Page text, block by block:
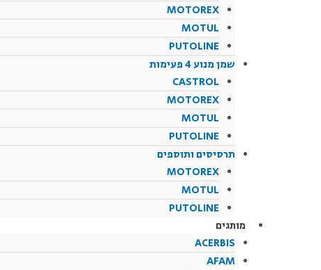
MOTOREX
MOTUL
PUTOLINE
שמן מנוע 4 פעימות
CASTROL
MOTOREX
MOTUL
PUTOLINE
תרסיסים ותוספים
MOTOREX
MOTUL
PUTOLINE
מותגים
ACERBIS
AFAM